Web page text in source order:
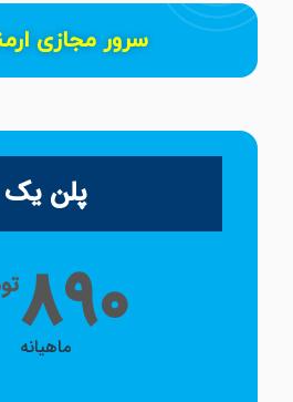
سرور مجازی ارمنستان
پلن یک
تومان۸۹۰